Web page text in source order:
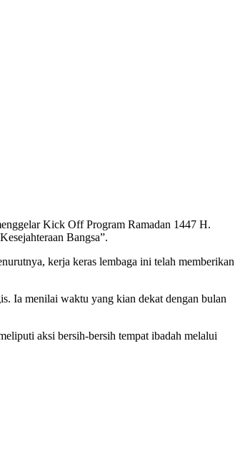
Kick Off Program Ramadan 1447 H.
Bangsa”.
kerja keras lembaga ini telah memberikan
Ia menilai waktu yang kian dekat dengan bulan
aksi bersih-bersih tempat ibadah melalui